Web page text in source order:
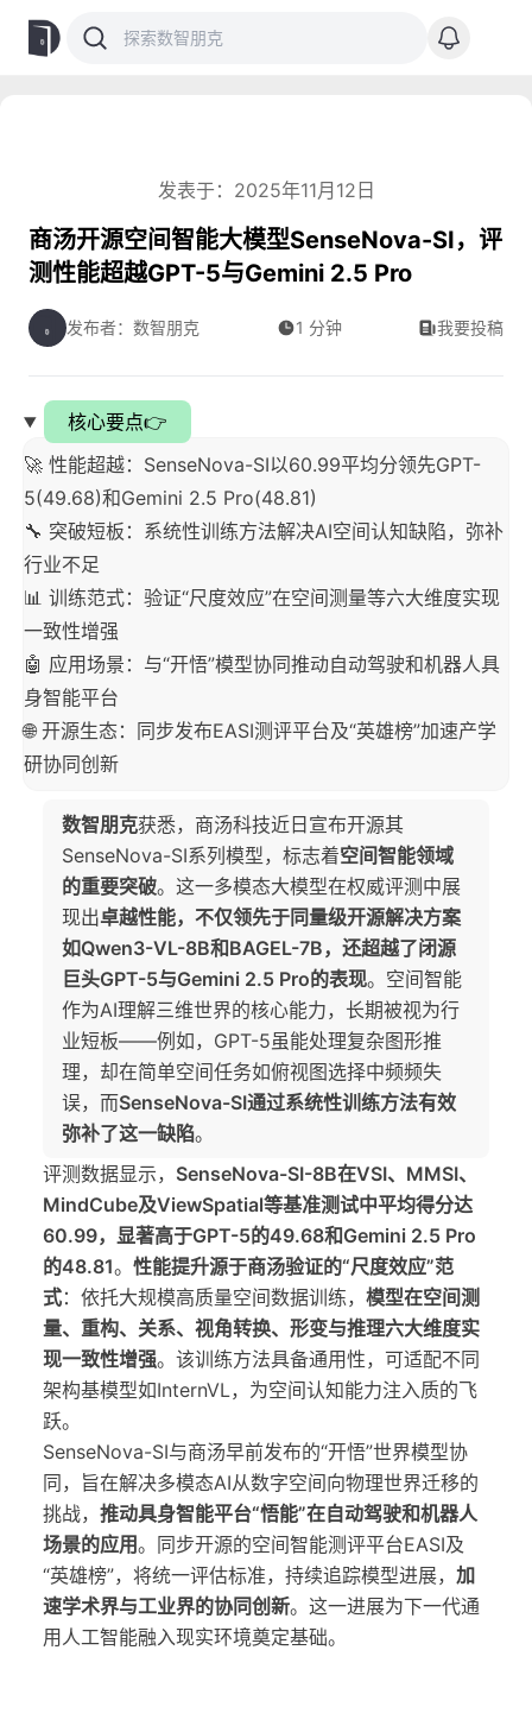
发表于：2025年11月12日
商汤开源空间智能大模型SenseNova-SI，评
测性能超越GPT-5与Gemini 2.5 Pro
发布者：数智朋克 1 分钟 我要投稿
核心要点👉
🚀 性能超越：SenseNova-SI以60.99平均分领先GPT-
5(49.68)和Gemini 2.5 Pro(48.81)
🔧 突破短板：系统性训练方法解决AI空间认知缺陷，弥补
行业不足
📊 训练范式：验证“尺度效应”在空间测量等六大维度实现
一致性增强
🤖 应用场景：与“开悟”模型协同推动自动驾驶和机器人具
身智能平台
🌐 开源生态：同步发布EASI测评平台及“英雄榜”加速产学
研协同创新
数智朋克获悉，商汤科技近日宣布开源其
SenseNova-SI系列模型，标志着空间智能领域
的重要突破。这一多模态大模型在权威评测中展
现出卓越性能，不仅领先于同量级开源解决方案
如Qwen3-VL-8B和BAGEL-7B，还超越了闭源
巨头GPT-5与Gemini 2.5 Pro的表现。空间智能
作为AI理解三维世界的核心能力，长期被视为行
业短板——例如，GPT-5虽能处理复杂图形推
理，却在简单空间任务如俯视图选择中频频失
误，而SenseNova-SI通过系统性训练方法有效
弥补了这一缺陷。
评测数据显示， SenseNova-SI-8B在VSI、MMSI、
MindCube及ViewSpatial等基准测试中平均得分达
60.99，显著高于GPT-5的49.68和Gemini 2.5 Pro
的48.81。 性能提升源于商汤验证的“尺度效应”范
式：依托大规模高质量空间数据训练， 模型在空间测
量、重构、关系、视角转换、形变与推理六大维度实
现一致性增强。该训练方法具备通用性，可适配不同
架构基模型如InternVL，为空间认知能力注入质的飞
跃。
SenseNova-SI与商汤早前发布的“开悟”世界模型协
同，旨在解决多模态AI从数字空间向物理世界迁移的
挑战， 推动具身智能平台“悟能”在自动驾驶和机器人
场景的应用。同步开源的空间智能测评平台EASI及
“英雄榜”，将统一评估标准，持续追踪模型进展， 加
速学术界与工业界的协同创新。这一进展为下一代通
用人工智能融入现实环境奠定基础。